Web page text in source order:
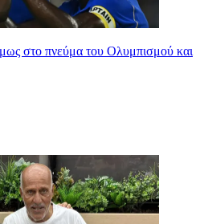
στο πνεύμα του Ολυμπισμού και